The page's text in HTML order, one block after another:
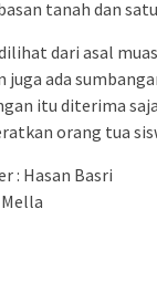
tanah dan
dari asal
juga ada
itu diterima
orang tua
: Hasan Basri